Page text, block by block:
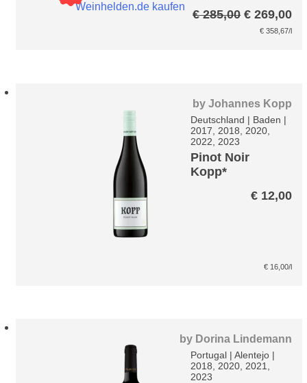
€285,00
Preis
€ 269,00
€ 358,67/l
byJohannes Kopp
Deutschland | Baden |
2017, 2018, 2020,
2022, 2023
Pinot Noir
Kopp*
€ 12,00
€ 16,00/l
by Dorina Lindemann
Portugal| Alentejo|
2018, 2020, 2021,
2023